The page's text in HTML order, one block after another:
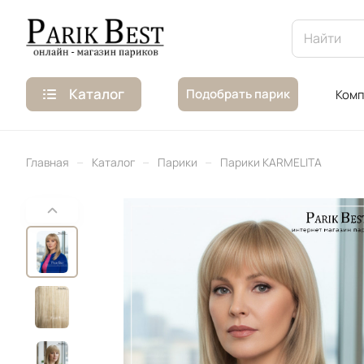
Каталог Подобрать парик
Главная – Каталог – Парики – Парики KARMELITA